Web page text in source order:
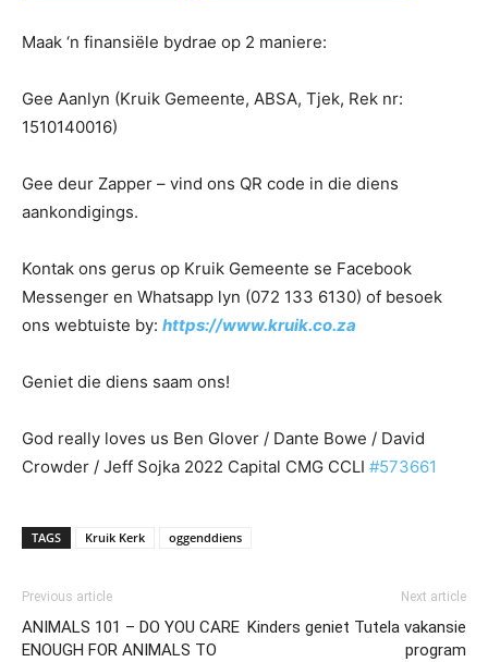
Maak ‘n finansiële bydrae op 2 maniere:
Gee Aanlyn (Kruik Gemeente, ABSA, Tjek, Rek nr:
1510140016)
Gee deur Zapper – vind ons QR code in die diens
aankondigings.
Kontak ons gerus op Kruik Gemeente se Facebook
Messenger en Whatsapp lyn (072 133 6130) of besoek
ons webtuiste by: https://www.kruik.co.za
Geniet die diens saam ons!
God really loves us Ben Glover / Dante Bowe / David
Crowder / Jeff Sojka 2022 Capital CMG CCLI #573661
TAGS Kruik Kerk oggenddiens
Previous article
ANIMALS 101 – DO YOU CARE
ENOUGH FOR ANIMALS TO
Next article
Kinders geniet Tutela vakansie
program